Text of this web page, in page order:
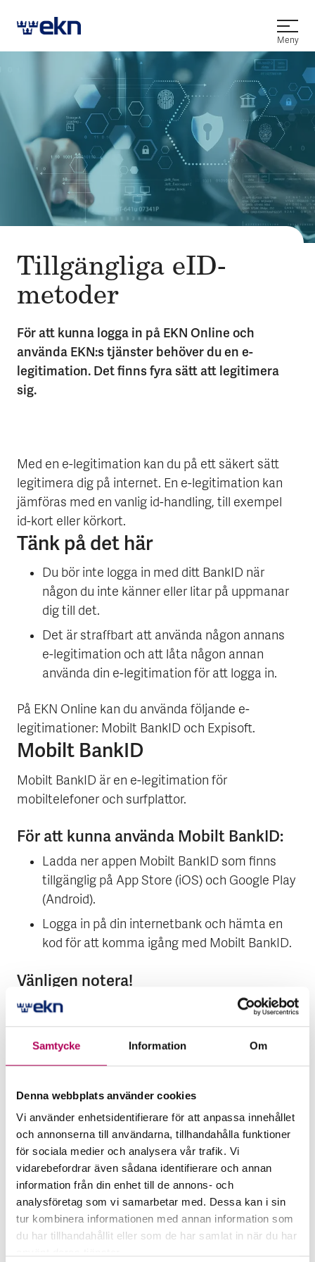
Samtycke Information Om
Denna webbplats använder cookies
Vi använder enhetsidentifierare för att anpassa innehållet
och annonserna till användarna, tillhandahålla funktioner
för sociala medier och analysera vår trafik. Vi
vidarebefordrar även sådana identifierare och annan
information från din enhet till de annons- och
analysföretag som vi samarbetar med. Dessa kan i sin
tur kombinera informationen med annan information som
du har tillhandahållit eller som de har samlat in när du har
Öppna
Meny
Tillgängliga eID-
metoder
För att kunna logga in på EKN Online och
använda EKN:s tjänster behöver du en e-
legitimation. Det finns fyra sätt att legitimera
sig.
Med en e-legitimation kan du på ett säkert sätt
legitimera dig på internet. En e-legitimation kan
jämföras med en vanlig id-handling, till exempel
id-kort eller körkort.
Tänk på det här
Du bör inte logga in med ditt BankID när
någon du inte känner eller litar på uppmanar
dig till det.
Det är straffbart att använda någon annans
e-legitimation och att låta någon annan
använda din e-legitimation för att logga in.
På EKN Online kan du använda följande e-
legitimationer: Mobilt BankID och Expisoft.
Mobilt BankID
Mobilt BankID är en e-legitimation för
mobiltelefoner och surfplattor.
För att kunna använda Mobilt BankID:
Ladda ner appen Mobilt BankID som finns
tillgänglig på App Store (iOS) och Google Play
(Android).
Logga in på din internetbank och hämta en
kod för att komma igång med Mobilt BankID.
Vänligen notera!
EKN kan inte ge teknisk support kring problem
med ditt BankID. Vänd dig alltid till utgivaren av din
e-legitimation i första hand.
EKN eID
EKN eID är en e-legitimationslösning för i första
hand personer som vill använda EKN Online men
saknar svenskt personnummer.
Läs mer om EKN eID
eIDAS